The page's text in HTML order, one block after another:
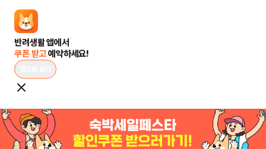
쿠폰 받고 예약하세요!